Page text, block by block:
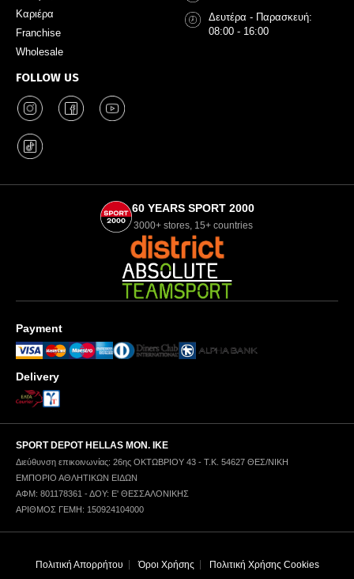
Καριέρα
Franchise
Wholesale
FOLLOW US
Δευτέρα - Παρασκευή:
08:00 - 16:00
60 YEARS SPORT 2000
3000+ stores, 15+ countries
Payment
Delivery
SPORT DEPOT HELLAS ΜΟΝ. ΙΚΕ
Διεύθυνση επικοινωνίας: 26ης ΟΚΤΩΒΡΙΟΥ 43 - Τ.Κ. 54627 ΘΕΣ/ΝΙΚΗ
ΕΜΠΟΡΙΟ ΑΘΛΗΤΙΚΩΝ ΕΙΔΩΝ
ΑΦΜ: 801178361 - ΔΟΥ: Ε' ΘΕΣΣΑΛΟΝΙΚΗΣ
ΑΡΙΘΜΟΣ ΓΕΜΗ: 150924104000
Πολιτική Απορρήτου Όροι Χρήσης Πολιτική Χρήσης Cookies